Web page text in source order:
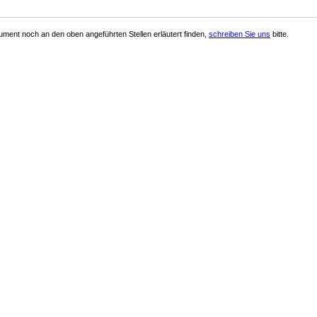
noch an den oben angeführten Stellen erläutert finden, schreiben Sie uns bitte.